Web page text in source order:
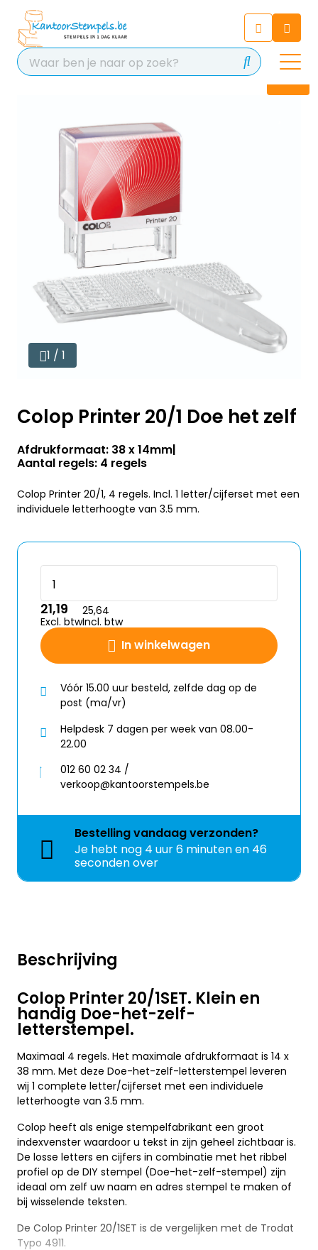
Chat 24/7 met onze chatbot
voor hulp
Contact
Beschrijving
Colop Printer 20/1SET. Klein en
handig Doe-het-zelf-
letterstempel.
Maximaal 4 regels. Het maximale afdrukformaat is 14 x
38 mm. Met deze Doe-het-zelf-letterstempel leveren
wij 1 complete letter/cijferset met een individuele
letterhoogte van 3.5 mm.
Colop heeft als enige stempelfabrikant een groot
indexvenster waardoor u tekst in zijn geheel zichtbaar is.
De losse letters en cijfers in combinatie met het ribbel
profiel op de DIY stempel (Doe-het-zelf-stempel) zijn
ideaal om zelf uw naam en adres stempel te maken of
bij wisselende teksten.
De Colop Printer 20/1SET is de vergelijken met de Trodat
Typo 4911.
1 / 1
Colop Printer 20/1 Doe het zelf
Afdrukformaat: 38 x 14mm
Aantal regels: 4 regels
Colop Printer 20/1, 4 regels. Incl. 1 letter/cijferset met een
individuele letterhoogte van 3.5 mm.
In winkelwagen
21,19
Excl. btw
25,64
Incl. btw
Vóór 15.00 uur besteld, zelfde dag op de
post (ma/vr)
Helpdesk 7 dagen per week van 08.00-
22.00
012 60 02 34 /
verkoop@kantoorstempels.be
Bestellingvandaagverzonden?
Je hebt nog 4 uur 6 minuten en 46
seconden over